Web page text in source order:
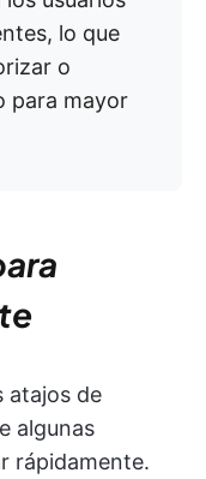
lo que
o
para mayor
atajos de
algunas
rápidamente.